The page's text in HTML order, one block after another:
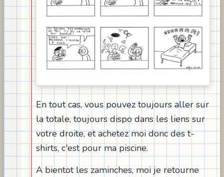
En tout cas, vous pouvez toujours aller sur
la totale, toujours dispo dans les liens sur
votre droite, et achetez moi donc des t-
shirts, c'est pour ma piscine.
A bientot les zaminches, moi je retourne